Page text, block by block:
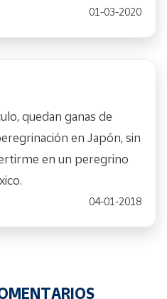
01-03-2020
quedan ganas de
en Japón, sin
en un peregrino
04-01-2018